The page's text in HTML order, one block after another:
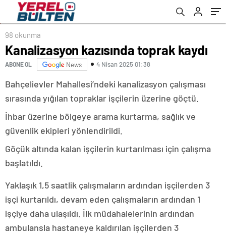
98 okunma
Kanalizasyon kazısında toprak kaydı
ABONE OL News 4 Nisan 2025 01:38
Bahçelievler Mahallesi’ndeki kanalizasyon çalışması
sırasında yığılan topraklar işçilerin üzerine göçtü.
İhbar üzerine bölgeye arama kurtarma, sağlık ve
güvenlik ekipleri yönlendirildi.
Göçük altında kalan işçilerin kurtarılması için çalışma
başlatıldı.
Yaklaşık 1,5 saatlik çalışmaların ardından işçilerden 3
işçi kurtarıldı, devam eden çalışmaların ardından 1
işçiye daha ulaşıldı. İlk müdahalelerinin ardından
ambulansla hastaneye kaldırılan işçilerden 3